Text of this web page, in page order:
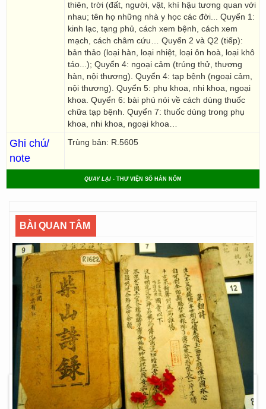
thiên, trời (đất, người, vật, khí hậu tương quan với
nhau; tên họ những nhà y học các đời... Quyển 1:
kinh lạc, tạng phủ, cách xem bệnh, cách xem
mạch, cách châm cứu… Quyển 2 và Q2 (tiếp):
bản thảo (loại hàn, loại nhiệt, loại ôn hoà, loại khô
táo...); Quyển 4: ngoại cảm (trúng thử, thương
hàn, nội thương). Quyển 4: tạp bệnh (ngoại cảm,
nội thương). Quyển 5: phụ khoa, nhi khoa, ngoại
khoa. Quyển 6: bài phú nói về cách dùng thuốc
chữa tạp bệnh. Quyển 7: thuốc dùng trong phụ
khoa, nhi khoa, ngoại khoa…
Ghi chú/
note
Trùng bản: R.5605
QUAY LẠI - THƯ VIỆN SỐ HÁN NÔM
BÀI QUAN TÂM